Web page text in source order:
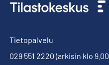
Tietopalvelu
029 551 2220 (arkisin klo